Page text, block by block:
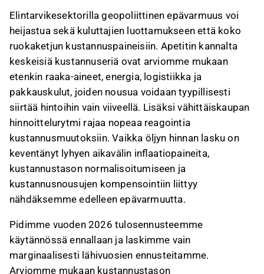
Elintarvikesektorilla geopoliittinen epävarmuus voi
heijastua sekä kuluttajien luottamukseen että koko
ruokaketjun kustannuspaineisiin. Apetitin kannalta
keskeisiä kustannuseriä ovat arviomme mukaan
etenkin raaka-aineet, energia, logistiikka ja
pakkauskulut, joiden nousua voidaan tyypillisesti
siirtää hintoihin vain viiveellä. Lisäksi vähittäiskaupan
hinnoittelurytmi rajaa nopeaa reagointia
kustannusmuutoksiin. Vaikka öljyn hinnan lasku on
keventänyt lyhyen aikavälin inflaatiopaineita,
kustannustason normalisoitumiseen ja
kustannusnousujen kompensointiin liittyy
nähdäksemme edelleen epävarmuutta.
Pidimme vuoden 2026 tulosennusteemme
käytännössä ennallaan ja laskimme vain
marginaalisesti lähivuosien ennusteitamme.
Arviomme mukaan kustannustason